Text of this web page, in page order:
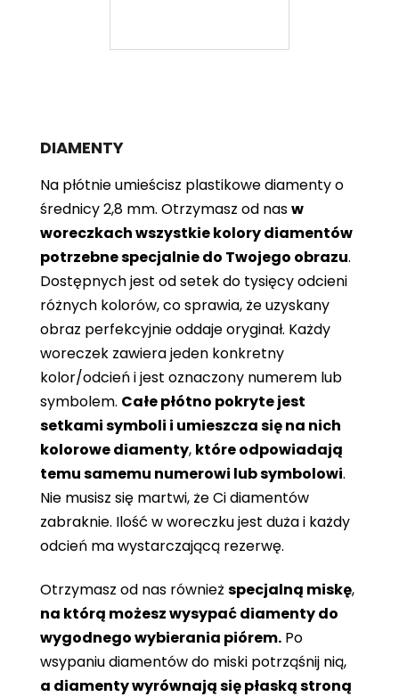
DIAMENTY
Na płótnie umieścisz plastikowe diamenty o
średnicy 2,8 mm. Otrzymasz od nasw
woreczkach wszystkie kolory diamentów
potrzebne specjalnie do Twojego obrazu.
Dostępnych jest od setek do tysięcy odcieni
różnych kolorów, co sprawia, że ​​uzyskany
obraz perfekcyjnie oddaje oryginał. Każdy
woreczek zawiera jeden konkretny
kolor/odcień i jest oznaczony numerem lub
symbolem. Całe płótno pokryte jest
setkami symboli i umieszcza się na nich
kolorowe diamenty, które odpowiadają
temu samemu numerowi lub symbolowi.
Nie musisz się martwi, że Ci diamentów
zabraknie. Ilość w woreczku jest duża i każdy
odcień ma wystarczającą rezerwę.
Otrzymasz od nas również specjalną miskę,
na którą możesz wysypać diamenty do
wygodnego wybierania piórem. Po
wsypaniu diamentów do miski potrząśnij nią,
a diamenty wyrównają się płaską stroną